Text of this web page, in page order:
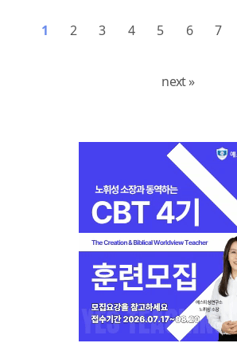
1 2 3 4 5 6 7
next »
[최원호 목사의 영혼의 양식 63]